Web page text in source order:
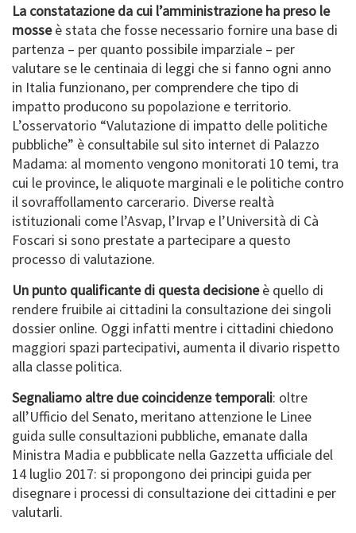
La constatazione da cui l’amministrazione ha preso le
mosseè stata che fosse necessario fornire una base di
partenza – per quanto possibile imparziale – per
valutare se le centinaia di leggi che si fanno ogni anno
in Italia funzionano, per comprendere che tipo di
impatto producono su popolazione e territorio.
L’osservatorio “Valutazione di impatto delle politiche
pubbliche” è consultabile sul sito internet di Palazzo
Madama: al momento vengono monitorati 10 temi, tra
cui le province, le aliquote marginali e le politiche contro
il sovraffollamento carcerario. Diverse realtà
istituzionali come l’Asvap, l’Irvap e l’Università di Cà
Foscari si sono prestate a partecipare a questo
processo di valutazione.
Un punto qualificante di questa decisioneè quello di
rendere fruibile ai cittadini la consultazione dei singoli
dossier online. Oggi infatti mentre i cittadini chiedono
maggiori spazi partecipativi, aumenta il divario rispetto
alla classe politica.
Segnaliamo altre due coincidenze temporali: oltre
all’Ufficio del Senato, meritano attenzione le Linee
guida sulle consultazioni pubbliche, emanate dalla
Ministra Madia e pubblicate nella Gazzetta ufficiale del
14 luglio 2017: si propongono dei principi guida per
disegnare i processi di consultazione dei cittadini e per
valutarli.